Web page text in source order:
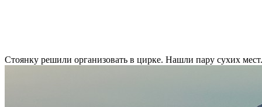
Стоянку решили организовать в цирке. Нашли пару сухих мест.